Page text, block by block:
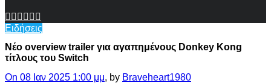
Ειδήσεις
Νέο overview trailer για αγαπημένους Donkey Kong
τίτλους του Switch
On 08 Ιαν 2025 1:00 μμ, by Braveheart1980